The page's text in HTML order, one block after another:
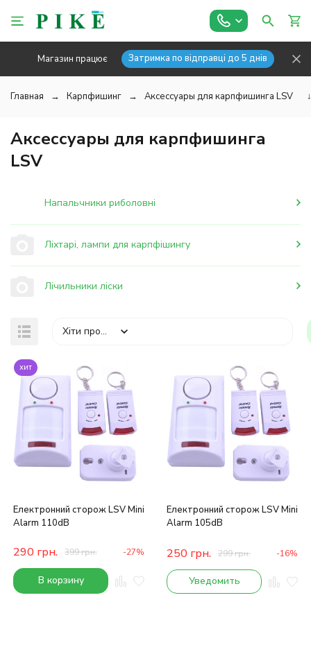
Магазин працює Затримка по відправці до 5 днів
Главная Карпфишинг Аксессуары для карпфишинга LSV ↓
Аксессуары для карпфишинга
LSV
Напальчники риболовні
Ліхтарі, лампи для карпфішингу
Лічильники ліски
Хіти продажів
хит
Електронний сторож LSV Mini
Alarm 110dB
290 грн. 399грн. -27%
В корзину
Електронний сторож LSV Mini
Alarm 105dB
250 грн. 299грн. -16%
Уведомить